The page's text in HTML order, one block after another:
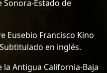
Sonora-Estado de
Eusebio Francisco Kino
Subtitulado en inglés.
la Antigua California-Baja